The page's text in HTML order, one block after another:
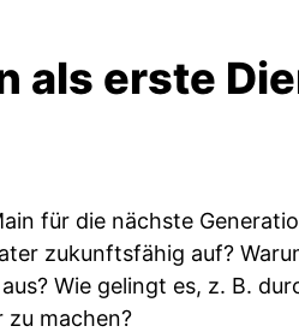
als erste
für die nächste
zukunftsfähig auf?
Wie gelingt es, z. B.
machen?